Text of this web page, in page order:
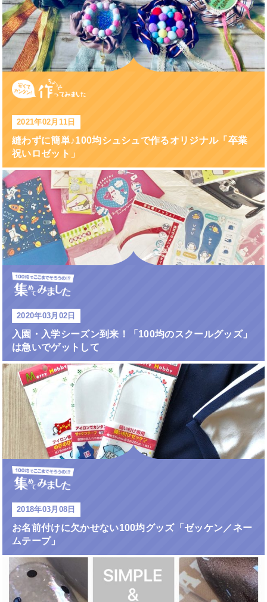
2021年02月11日
縫わずに簡単♪100均シュシュで作るオリジナル「卒業
祝いロゼット」
2020年03月02日
入園・入学シーズン到来！「100均のスクールグッズ」
は急いでゲットして
2018年03月08日
お名前付けに欠かせない100均グッズ「ゼッケン／ネー
ムテープ」